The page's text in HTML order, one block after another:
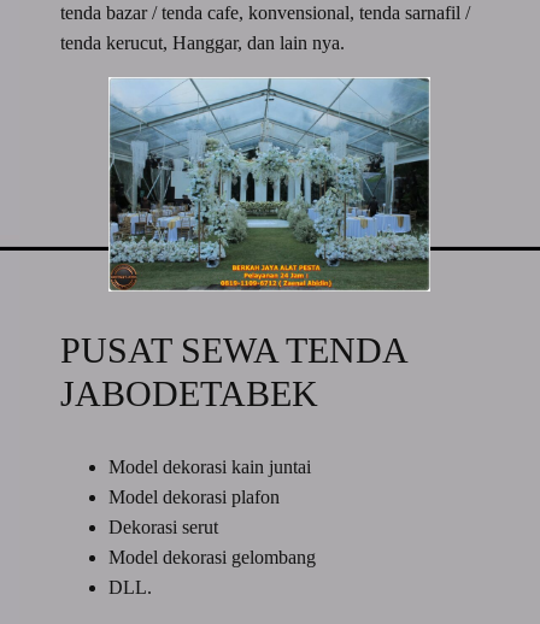
tenda bazar / tenda cafe, konvensional, tenda sarnafil /
tenda kerucut, Hanggar, dan lain nya.
PUSAT SEWA TENDA
JABODETABEK
Model dekorasi kain juntai
Model dekorasi plafon
Dekorasi serut
Model dekorasi gelombang
DLL.